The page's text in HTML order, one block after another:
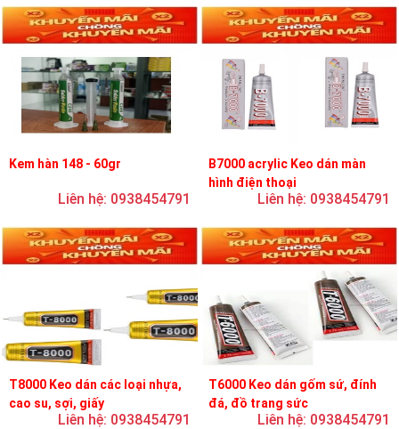
Kem hàn 148 - 60gr
Liên hệ: 0938454791
B7000 acrylic Keo dán màn
hình điện thoại
Liên hệ: 0938454791
T8000 Keo dán các loại nhựa,
cao su, sợi, giấy
Liên hệ: 0938454791
T6000 Keo dán gốm sứ, đính
đá, đồ trang sức
Liên hệ: 0938454791